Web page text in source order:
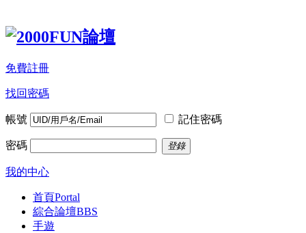
免費註冊
找回密碼
帳號 記住密碼
密碼 登錄
我的中心
首頁Portal
綜合論壇BBS
手遊